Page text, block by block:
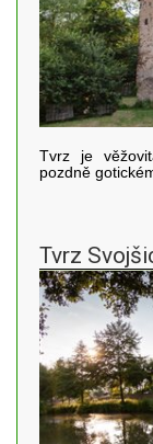
Tvrz je
pozdně
Tvrz